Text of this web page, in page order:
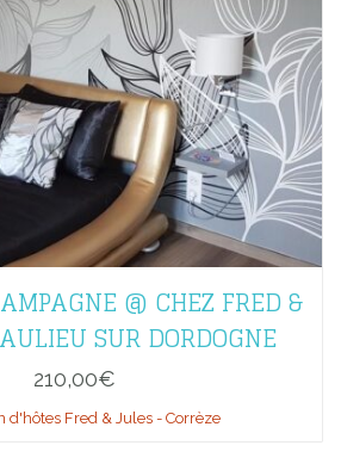
@ CHEZ FRED &
SUR DORDOGNE
210,00€
d'hôtes Fred & Jules - Corrèze